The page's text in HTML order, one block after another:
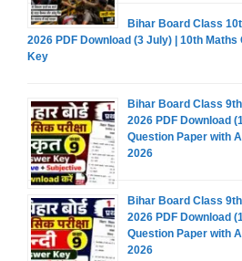
Bihar Board Class
2026 PDF Download (3 July) | 10th
Key
Bihar Board Class
2026 PDF Download
Question Paper with
2026
Bihar Board Class
2026 PDF Download
Question Paper with
2026